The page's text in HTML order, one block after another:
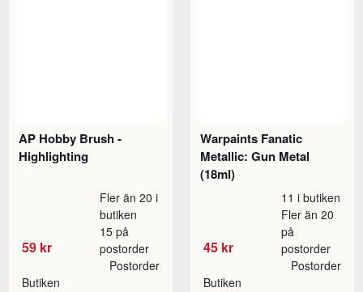
AP Hobby Brush -
Highlighting
59 kr
Fler än 20 i
butiken
15 på
postorder
Butiken
Postorder
Warpaints Fanatic
Metallic: Gun Metal
(18ml)
45 kr
11 i butiken
Fler än 20
på
postorder
Butiken
Postorder